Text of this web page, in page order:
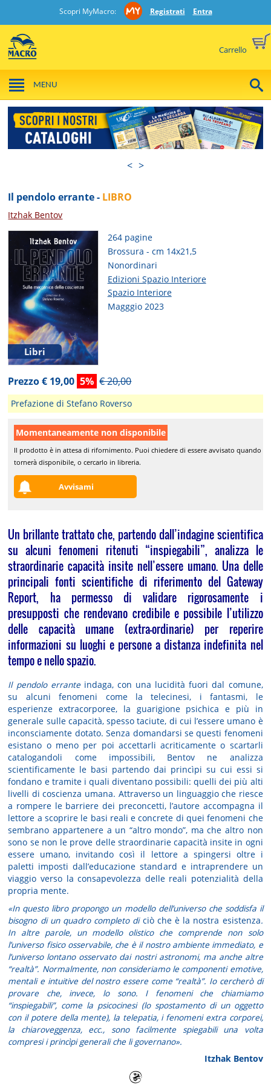
Scopri MyMacro: Registrati Entra
Carrello
MENU
< >
Il pendolo errante - LIBRO
Itzhak Bentov
Libri
264 pagine
Brossura - cm 14x21,5
Nonordinari
Edizioni Spazio Interiore
Spazio Interiore
Magggio 2023
Prezzo € 19,00 5% € 20,00
Prefazione di Stefano Roverso
Momentaneamente non disponibile
Il prodotto è in attesa di rifornimento. Puoi chiedere di essere avvisato quando
tornerà disponibile, o cercarlo in libreria.
Avvisami
Un brillante trattato che, partendo dall’indagine scientifica
su alcuni fenomeni ritenuti “inspiegabili”, analizza le
straordinarie capacità insite nell’essere umano. Una delle
principali fonti scientifiche di riferimento del Gateway
Report, ha permesso di validare rigorosamente i
presupposti che rendevano credibile e possibile l’utilizzo
delle capacità umane (extra-ordinarie) per reperire
informazioni su luoghi e persone a distanza indefinita nel
tempo e nello spazio.
Il pendolo erranteindaga, con una lucidità fuori dal comune,
su alcuni fenomeni come la telecinesi, i fantasmi, le
esperienze extracorporee, la guarigione psichica e più in
generale sulle capacità, spesso taciute, di cui l’essere umano è
inconsciamente dotato. Senza domandarsi se questi fenomeni
esistano o meno per poi accettarli acriticamente o scartarli
catalogandoli come impossibili, Bentov ne analizza
scientificamente le basi partendo dai princìpi su cui essi si
fondano e tramite i quali diventano possibili: quelli dei più alti
livelli di coscienza umana. Attraverso un linguaggio che riesce
a rompere le barriere dei preconcetti, l’autore accompagna il
lettore a scoprire le basi reali e concrete di quei fenomeni che
sembrano appartenere a un “altro mondo”, ma che altro non
sono se non le prove delle straordinarie capacità insite in ogni
essere umano, invitando così il lettore a spingersi oltre i
paletti imposti dall’educazione standard e intraprendere un
viaggio verso la consapevolezza delle reali potenzialità della
propria mente.
«In questo libro propongo un modello dell’universo che soddisfa il
bisogno di un quadro completo di ciò che è la nostra esistenza.
In altre parole, un modello olistico che comprende non solo
l’universo fisico osservabile, che è il nostro ambiente immediato, e
l’universo lontano osservato dai nostri astronomi, ma anche altre
“realtà”. Normalmente, non consideriamo le componenti emotive,
mentali e intuitive del nostro essere come “realtà”. Io cercherò di
provare che, invece, lo sono. I fenomeni che chiamiamo
“inspiegabili”, come la psicocinesi (lo spostamento di un oggetto
con il potere della mente), la telepatia, i fenomeni extra corporei,
la chiaroveggenza, ecc., sono facilmente spiegabili una volta
compresi i princìpi generali che li governano».
Itzhak Bentov